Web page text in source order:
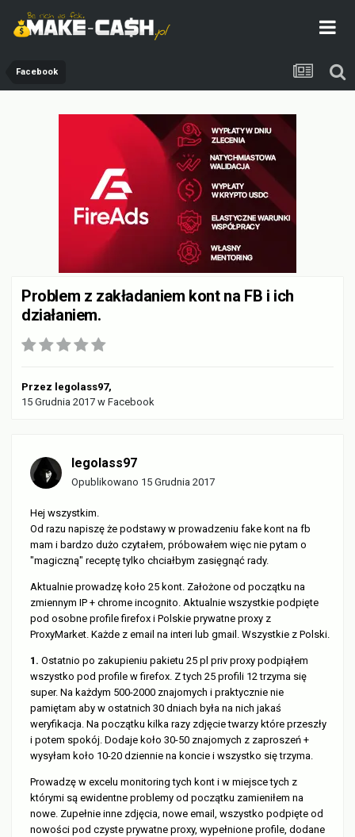
Facebook
Problem z zakładaniem kont na FB i ich
działaniem.
Przez legolass97,
15 Grudnia 2017 w Facebook
legolass97
Opublikowano 15 Grudnia 2017
Hej wszystkim.
Od razu napiszę że podstawy w prowadzeniu fake kont na fb
mam i bardzo dużo czytałem, próbowałem więc nie pytam o
"magiczną" receptę tylko chciałbym zasięgnąć rady.
Aktualnie prowadzę koło 25 kont. Założone od początku na
zmiennym IP + chrome incognito. Aktualnie wszystkie podpięte
pod osobne profile firefox i Polskie prywatne proxy z
ProxyMarket. Każde z email na interi lub gmail. Wszystkie z Polski.
1. Ostatnio po zakupieniu pakietu 25 pl priv proxy podpiąłem
wszystko pod profile w firefox. Z tych 25 profili 12 trzyma się
super. Na każdym 500-2000 znajomych i praktycznie nie
pamiętam aby w ostatnich 30 dniach była na nich jakaś
weryfikacja. Na początku kilka razy zdjęcie twarzy które przeszły
i potem spokój. Dodaje koło 30-50 znajomych z zaproszeń +
wysyłam koło 10-20 dziennie na koncie i wszystko się trzyma.
Prowadzę w excelu monitoring tych kont i w miejsce tych z
którymi są ewidentne problemy od początku zamieniłem na
nowe. Zupełnie inne zdjęcia, nowe email, wszystko podpięte od
nowości pod czyste prywatne proxy, wypełnione profile, dodane